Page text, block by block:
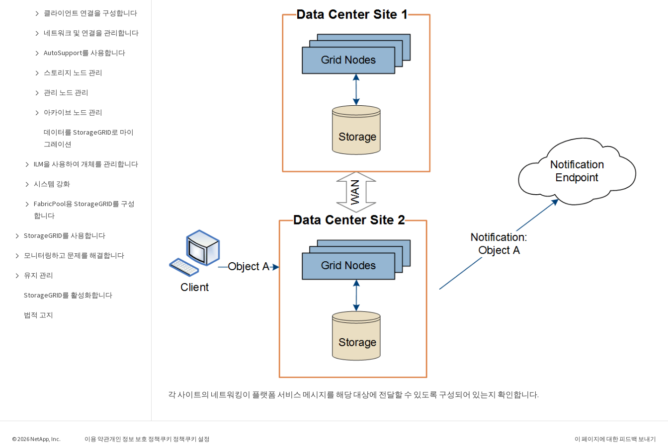
클라이언트 연결을 구성합니다
네트워크 및 연결을 관리합니다
AutoSupport를 사용합니다
스토리지 노드 관리
관리 노드 관리
아카이브 노드 관리
데이터를 StorageGRID로 마이
그레이션
ILM을 사용하여 개체를 관리합니다
시스템 강화
FabricPool용 StorageGRID를 구성
합니다
StorageGRID를 사용합니다
모니터링하고 문제를 해결합니다
유지 관리
StorageGRID를 활성화합니다
법적 고지
각 사이트의 네트워킹이 플랫폼 서비스 메시지를 해당 대상에 전달할 수 있도록 구성되어 있는지 확인합니다.
© 2026 NetApp, Inc. 이용 약관개인 정보 보호 정책쿠키 정책쿠키 설정 이 페이지에 대한 피드백 보내기